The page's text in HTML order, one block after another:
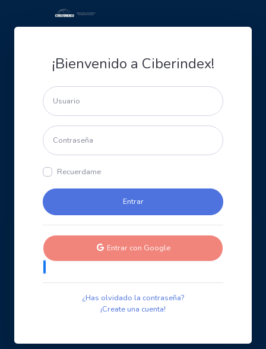
¡Bienvenido a Ciberindex!
Recuerdame
Entrar con Google
¿Has olvidado la contraseña?
¡Create una cuenta!